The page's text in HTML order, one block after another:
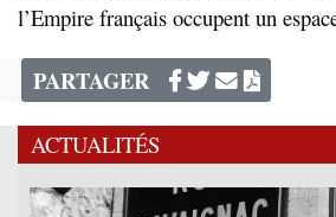
l’Empire français occupent un
PARTAGER
ACTUALITÉS